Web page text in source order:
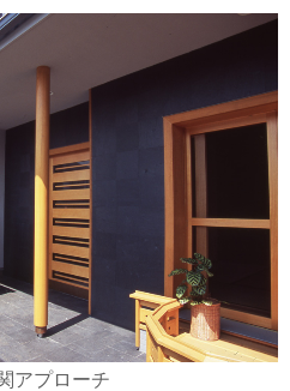
アプローチ